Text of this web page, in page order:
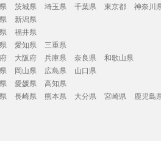
茨城県 埼玉県 千葉県 東京都
神奈川
新潟県
福井県
愛知県
三重県
大阪府 兵庫県 奈良県
和歌山県
岡山県 広島県
山口県
愛媛県
高知県
長崎県 熊本県 大分県 宮崎県
鹿児島